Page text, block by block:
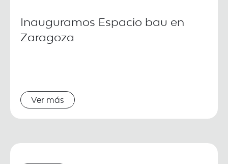
Inauguramos Espacio bau en
Zaragoza
Ver más